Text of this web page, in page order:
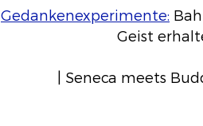
Gedankenexperimente:
Geist
| Seneca meets